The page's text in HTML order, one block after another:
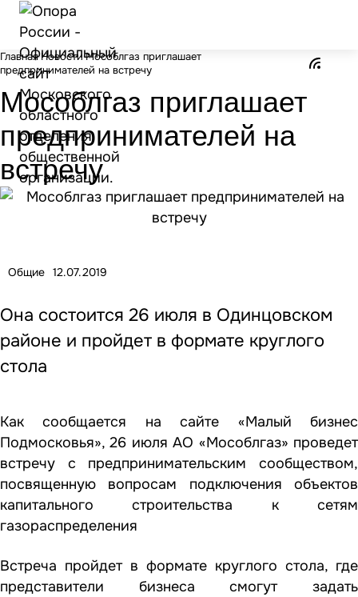
Главная Новости Мособлгаз приглашает
предпринимателей на встречу
Мособлгаз приглашает
предпринимателей на
встречу
Общие 12.07.2019
Она состоится 26 июля в Одинцовском
районе и пройдет в формате круглого
стола
Как сообщается на сайте «Малый бизнес
Подмосковья», 26 июля АО «Мособлгаз» проведет
встречу с предпринимательским сообществом,
посвященную вопросам подключения объектов
капитального строительства к сетям
газораспределения
Встреча пройдет в формате круглого стола, где
представители бизнеса смогут задать